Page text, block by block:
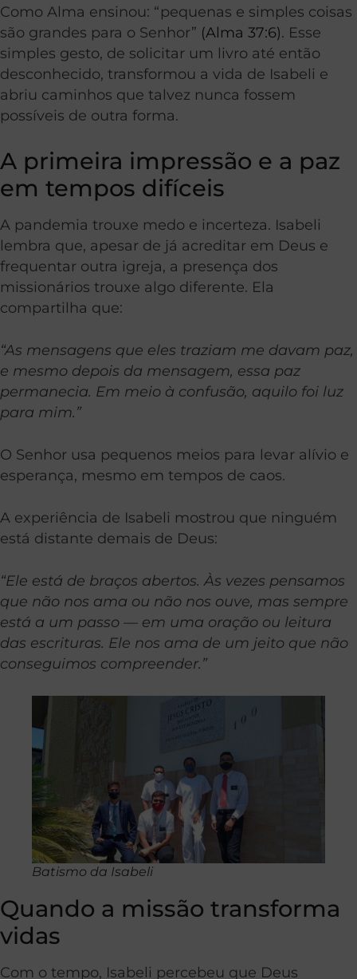
Como Alma ensinou: “pequenas e simples coisas
são grandes para o Senhor” (Alma 37:6). Esse
simples gesto, de solicitar um livro até então
desconhecido, transformou a vida de Isabeli e
abriu caminhos que talvez nunca fossem
possíveis de outra forma.
A primeira impressão e a paz
em tempos difíceis
A pandemia trouxe medo e incerteza. Isabeli
lembra que, apesar de já acreditar em Deus e
frequentar outra igreja, a presença dos
missionários trouxe algo diferente. Ela
compartilha que:
“As mensagens que eles traziam me davam paz,
e mesmo depois da mensagem, essa paz
permanecia. Em meio à confusão, aquilo foi luz
para mim.”
O Senhor usa pequenos meios para levar alívio e
esperança, mesmo em tempos de caos.
A experiência de Isabeli mostrou que ninguém
está distante demais de Deus:
“Ele está de braços abertos. Às vezes pensamos
que não nos ama ou não nos ouve, mas sempre
está a um passo — em uma oração ou leitura
das escrituras. Ele nos ama de um jeito que não
conseguimos compreender.”
Batismo da Isabeli
Quando a missão transforma
vidas
Com o tempo, Isabeli percebeu que Deus